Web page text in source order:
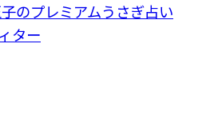
のプレミアムうさぎ占い
ター